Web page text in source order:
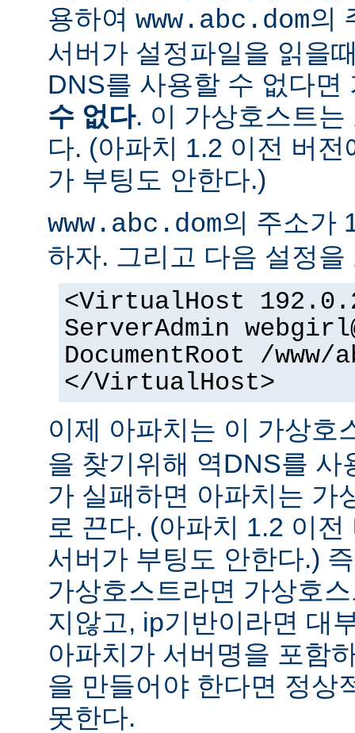
용하여 www.abc.dom의
서버가 설정파일을 읽을
DNS를 사용할 수 없다
수 없다. 이 가상호스트
다. (아파치 1.2 이전 버
가 부팅도 안한다.)
www.abc.dom의 주소가
하자. 그리고 다음 설정을
<VirtualHost
ServerAdmin
DocumentRoot /www/
</VirtualHost>
이제 아파치는 이 가상호
을 찾기위해 역DNS를 사
가 실패하면 아파치는 가
로 끈다. (아파치 1.2 이
서버가 부팅도 안한다.)
가상호스트라면 가상호
지않고, ip기반이라면 대
아파치가 서버명을 포함
을 만들어야 한다면 정상
못한다.